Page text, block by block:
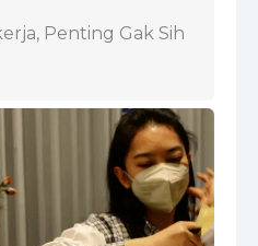
Penting Gak Sih